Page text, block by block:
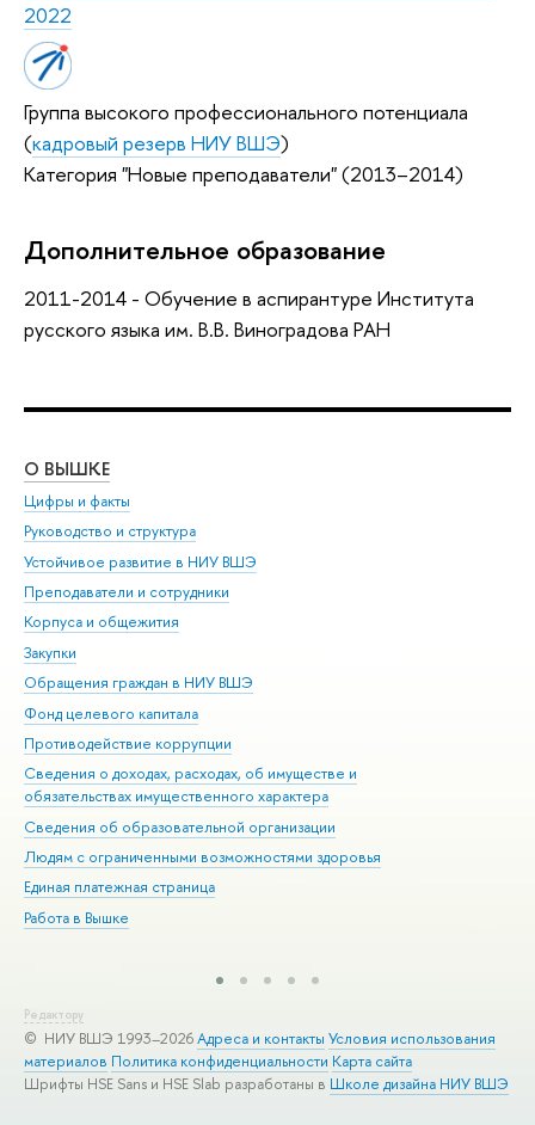
2022
Группа высокого профессионального потенциала
(кадровый резерв НИУ ВШЭ)
Категория "Новые преподаватели" (2013–2014)
Дополнительное образование
2011-2014 - Обучение в аспирантуре Института
русского языка им. В.В. Виноградова РАН
О ВЫШКЕ
Цифры и факты
Руководство и структура
Устойчивое развитие в НИУ ВШЭ
Преподаватели и сотрудники
Корпуса и общежития
Закупки
Обращения граждан в НИУ ВШЭ
Фонд целевого капитала
Противодействие коррупции
Сведения о доходах, расходах, об имуществе и
обязательствах имущественного характера
Сведения об образовательной организации
Людям с ограниченными возможностями здоровья
Единая платежная страница
Работа в Вышке
Редактору
© НИУ ВШЭ 1993–2026Адреса и контакты Условия использования
материалов Политика конфиденциальности Карта сайта
Шрифты HSE Sans и HSE Slab разработаны в Школе дизайна НИУ ВШЭ